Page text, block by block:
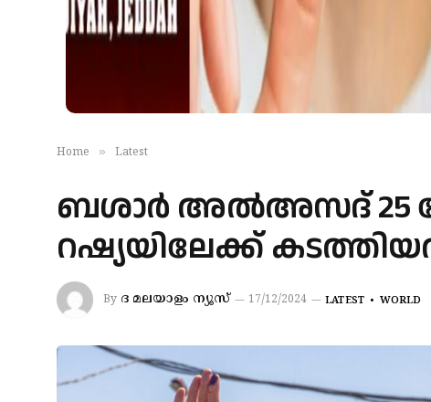
Home » Latest
ബശാര്‍ അല്‍അസദ് 25
റഷ്യയിലേക്ക്
By ദ മലയാളം ന്യൂസ് 17/12/2024 LATEST WORLD